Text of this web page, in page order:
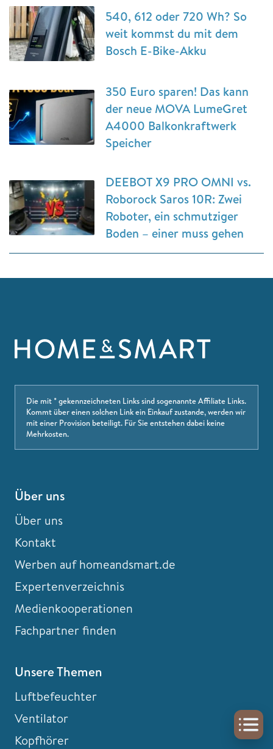
540, 612 oder 720 Wh? So
weit kommst du mit dem
Bosch E-Bike-Akku
350 Euro sparen! Das kann
der neue MOVA LumeGret
A4000 Balkonkraftwerk
Speicher
DEEBOT X9 PRO OMNI vs.
Roborock Saros 10R: Zwei
Roboter, ein schmutziger
Boden – einer muss gehen
Die mit * gekennzeichneten Links sind sogenannte Affiliate Links.
Kommt über einen solchen Link ein Einkauf zustande, werden wir
mit einer Provision beteiligt. Für Sie entstehen dabei keine
Mehrkosten.
Über uns
Über uns
Kontakt
Werben auf homeandsmart.de
Expertenverzeichnis
Medienkooperationen
Fachpartner finden
Unsere Themen
Luftbefeuchter
Ventilator
Kopfhörer